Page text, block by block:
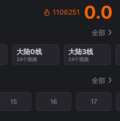
1106251 0.0
全部
大陆0线
24个视频
大陆3线
24个视频
全部
15 16 17